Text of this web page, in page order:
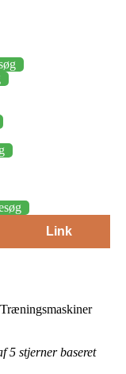
Link
5 stjerner baseret